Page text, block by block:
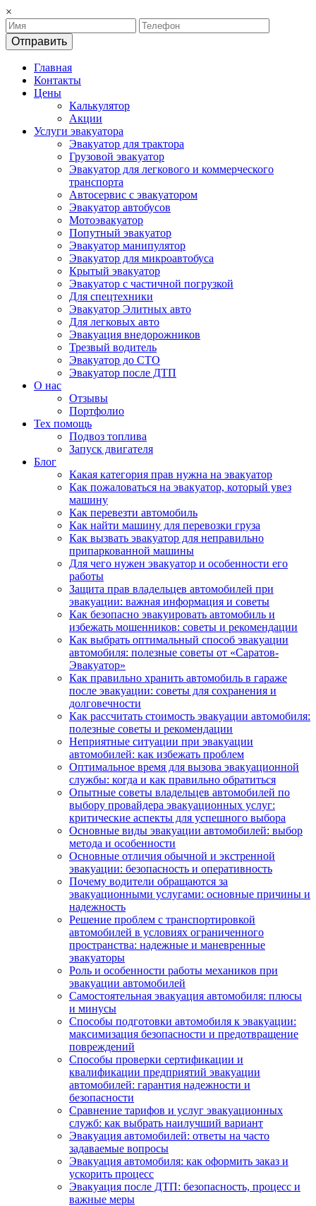
×
Отправить
Главная
Контакты
Цены
Калькулятор
Акции
Услуги эвакуатора
Эвакуатор для трактора
Грузовой эвакуатор
Эвакуатор для легкового и коммерческого
транспорта
Автосервис с эвакуатором
Эвакуатор автобусов
Мотоэвакуатор
Попутный эвакуатор
Эвакуатор манипулятор
Эвакуатор для микроавтобуса
Крытый эвакуатор
Эвакуатор с частичной погрузкой
Для спецтехники
Эвакуатор Элитных авто
Для легковых авто
Эвакуация внедорожников
Трезвый водитель
Эвакуатор до СТО
Эвакуатор после ДТП
О нас
Отзывы
Портфолио
Тех помощь
Подвоз топлива
Запуск двигателя
Блог
Какая категория прав нужна на эвакуатор
Как пожаловаться на эвакуатор, который увез
машину
Как перевезти автомобиль
Как найти машину для перевозки груза
Как вызвать эвакуатор для неправильно
припаркованной машины
Для чего нужен эвакуатор и особенности его
работы
Защита прав владельцев автомобилей при
эвакуации: важная информация и советы
Как безопасно эвакуировать автомобиль и
избежать мошенников: советы и рекомендации
Как выбрать оптимальный способ эвакуации
автомобиля: полезные советы от «Саратов-
Эвакуатор»
Как правильно хранить автомобиль в гараже
после эвакуации: советы для сохранения и
долговечности
Как рассчитать стоимость эвакуации автомобиля:
полезные советы и рекомендации
Неприятные ситуации при эвакуации
автомобилей: как избежать проблем
Оптимальное время для вызова эвакуационной
службы: когда и как правильно обратиться
Опытные советы владельцев автомобилей по
выбору провайдера эвакуационных услуг:
критические аспекты для успешного выбора
Основные виды эвакуации автомобилей: выбор
метода и особенности
Основные отличия обычной и экстренной
эвакуации: безопасность и оперативность
Почему водители обращаются за
эвакуационными услугами: основные причины и
надежность
Решение проблем с транспортировкой
автомобилей в условиях ограниченного
пространства: надежные и маневренные
эвакуаторы
Роль и особенности работы механиков при
эвакуации автомобилей
Самостоятельная эвакуация автомобиля: плюсы
и минусы
Способы подготовки автомобиля к эвакуации:
максимизация безопасности и предотвращение
повреждений
Способы проверки сертификации и
квалификации предприятий эвакуации
автомобилей: гарантия надежности и
безопасности
Сравнение тарифов и услуг эвакуационных
служб: как выбрать наилучший вариант
Эвакуация автомобилей: ответы на часто
задаваемые вопросы
Эвакуация автомобиля: как оформить заказ и
ускорить процесс
Эвакуация после ДТП: безопасность, процесс и
важные меры